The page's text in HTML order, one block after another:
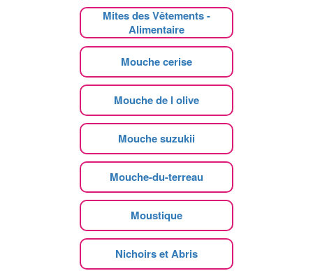
Mites des Vêtements -
Alimentaire
Mouche cerise
Mouche de l olive
Mouche suzukii
Mouche-du-terreau
Moustique
Nichoirs et Abris